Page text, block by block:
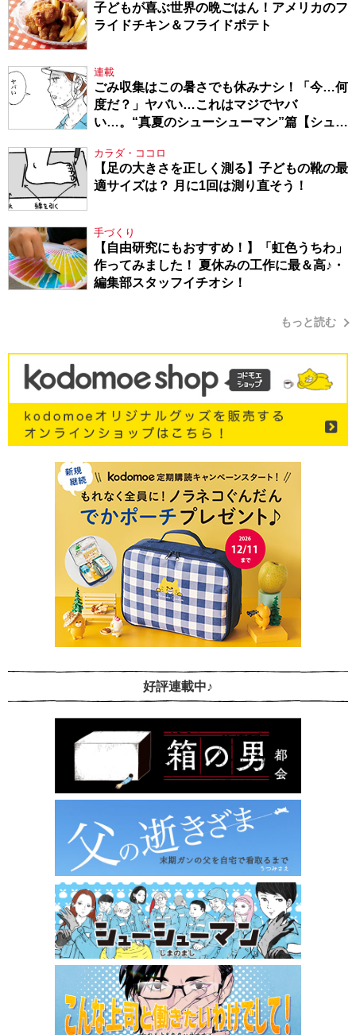
子どもが喜ぶ世界の晩ごはん！アメリカのフ
ライドチキン＆フライドポテト
連載
ごみ収集はこの暑さでも休みナシ！「今…何
度だ？」ヤバい…これはマジでヤバ
い…。“真夏のシューシューマン”篇【シュー
カラダ・ココロ
【足の大きさを正しく測る】子どもの靴の最
適サイズは？ 月に1回は測り直そう！
手づくり
【自由研究にもおすすめ！】「虹色うちわ」
作ってみました！ 夏休みの工作に最＆高♪・
編集部スタッフイチオシ！
もっと読む
好評連載中♪